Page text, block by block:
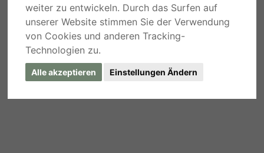
weiter zu entwickeln. Durch das Surfen auf
unserer Website stimmen Sie der Verwendung
von Cookies und anderen Tracking-
Technologien zu.
Alle akzeptieren Einstellungen Ändern